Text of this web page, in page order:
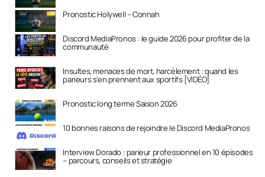
Pronostic Holywell – Connah
Discord MediaPronos : le guide 2026 pour profiter de la
communauté
Insultes, menaces de mort, harcèlement : quand les
parieurs s’en prennent aux sportifs [VIDÉO]
Pronostic long terme Saison 2026
10 bonnes raisons de rejoindre le Discord MediaPronos
Interview Dorado : parieur professionnel en 10 épisodes
– parcours, conseils et stratégie